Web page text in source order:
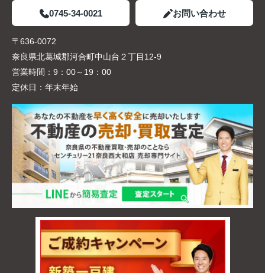
0745-34-0021 お問い合わせ
〒636-0072
奈良県北葛城郡河合町中山台２丁目12-9
営業時間： 9：00～19：00
定休日： 年末年始